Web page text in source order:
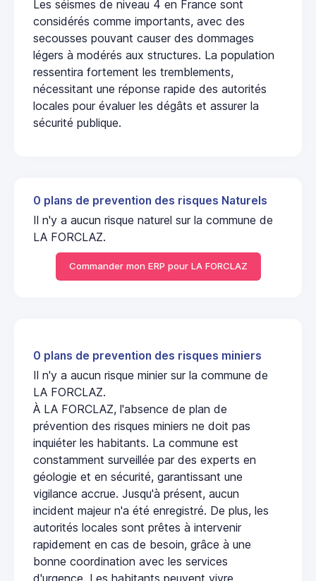
Les séismes de niveau 4 en France sont
considérés comme importants, avec des
secousses pouvant causer des dommages
légers à modérés aux structures. La population
ressentira fortement les tremblements,
nécessitant une réponse rapide des autorités
locales pour évaluer les dégâts et assurer la
sécurité publique.
0 plans de prevention des risques Naturels
Il n'y a aucun risque naturel sur la commune de
LA FORCLAZ.
Commander mon ERP pour LA FORCLAZ
0 plans de prevention des risques miniers
Il n'y a aucun risque minier sur la commune de
LA FORCLAZ.
À LA FORCLAZ, l'absence de plan de
prévention des risques miniers ne doit pas
inquiéter les habitants. La commune est
constamment surveillée par des experts en
géologie et en sécurité, garantissant une
vigilance accrue. Jusqu'à présent, aucun
incident majeur n'a été enregistré. De plus, les
autorités locales sont prêtes à intervenir
rapidement en cas de besoin, grâce à une
bonne coordination avec les services
d'urgence. Les habitants peuvent vivre